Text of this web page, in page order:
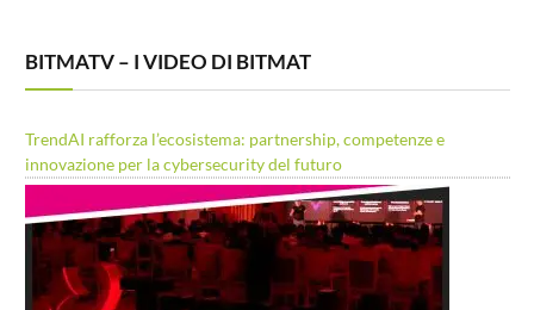
BITMATV – I VIDEO DI BITMAT
TrendAI rafforza l’ecosistema: partnership, competenze e
innovazione per la cybersecurity del futuro